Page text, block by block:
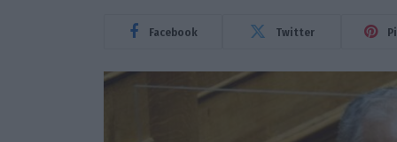
Facebook Twitter